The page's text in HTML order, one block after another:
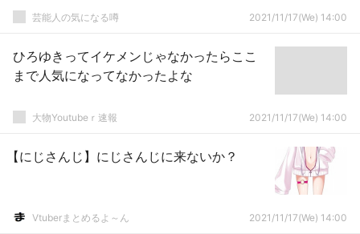
芸能人の気になる噂 2021/11/17(We) 14:00
ひろゆきってイケメンじゃなかったらここ
まで人気になってなかったよな
大物Youtubeｒ速報 2021/11/17(We) 14:00
【にじさんじ】にじさんじに来ないか？
Vtuberまとめるよ～ん 2021/11/17(We) 14:00